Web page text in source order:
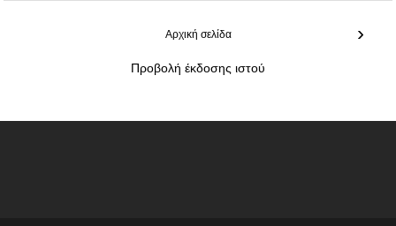
›
Αρχική σελίδα
Προβολή έκδοσης ιστού